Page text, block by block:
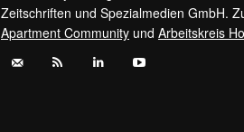
Zeitschriften und Spezialmedien GmbH.
Apartment Community und Arbeitskreis